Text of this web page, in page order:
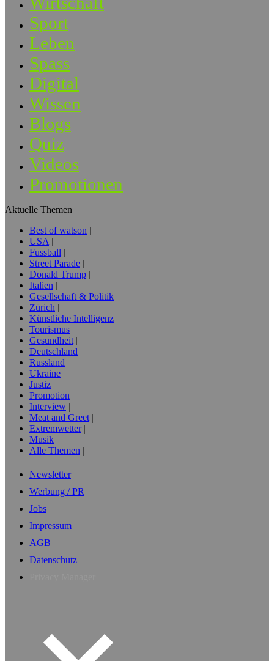
Sport
Leben
Spass
Digital
Wissen
Blogs
Quiz
Videos
Promotionen
Aktuelle Themen
Best of watson
USA
Fussball
Street Parade
Donald Trump
Italien
Gesellschaft & Politik
Zürich
Künstliche Intelligenz
Tourismus
Gesundheit
Deutschland
Russland
Ukraine
Justiz
Promotion
Interview
Meat and Greet
Extremwetter
Musik
Alle Themen
Newsletter
Werbung / PR
Jobs
Impressum
AGB
Datenschutz